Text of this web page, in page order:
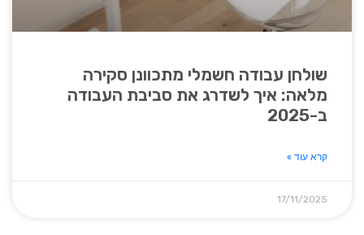
שולחן עבודה חשמלי מתכוונן סקירה
מלאה: איך לשדרג את סביבת העבודה
ב-2025
קרא עוד »
17/11/2025